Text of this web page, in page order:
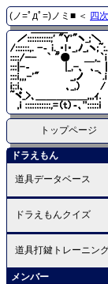
(ノ=ﾟдﾟ=)ノミ■ ＜ 四
トップページ
ドラえもん
道具データベース
ドラえもんクイズ
道具打鍵トレーニン
メンバー